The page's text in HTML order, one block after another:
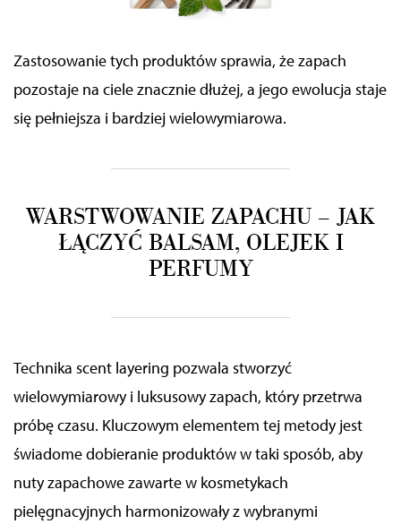
mogą udostępniać te informacje z innych urządzeń
korzystania z ich usług.
Zastosowanie tych produktów sprawia, żezapach
pozostaje na ciele znacznie dłużej, a jego ewolucja staje
się pełniejsza i bardziej wielowymiarowa.
WARSTWOWANIE ZAPACHU – JAK
ŁĄCZYĆ BALSAM, OLEJEK I
PERFUMY
Technika scent layering pozwala stworzyć
wielowymiarowy i luksusowy zapach, który przetrwa
próbę czasu. Kluczowym elementem tej metody jest
świadome dobieranie produktów w taki sposób, aby
nuty zapachowezawarte w kosmetykach
pielęgnacyjnych harmonizowały z wybranymi